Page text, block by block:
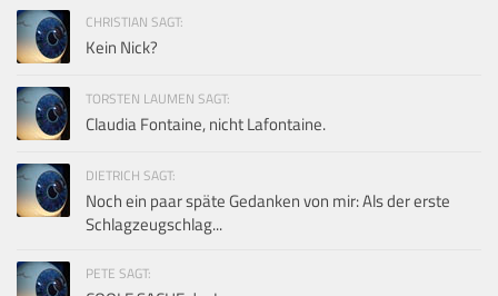
CHRISTIAN SAGT:
Kein Nick?
TORSTEN LAUMEN SAGT:
Claudia Fontaine, nicht Lafontaine.
DIETRICH SAGT:
Noch ein paar späte Gedanken von mir: Als der erste
Schlagzeugschlag...
PETE SAGT: